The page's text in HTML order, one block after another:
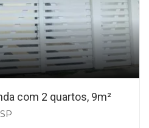
com 2 quartos, 9m²